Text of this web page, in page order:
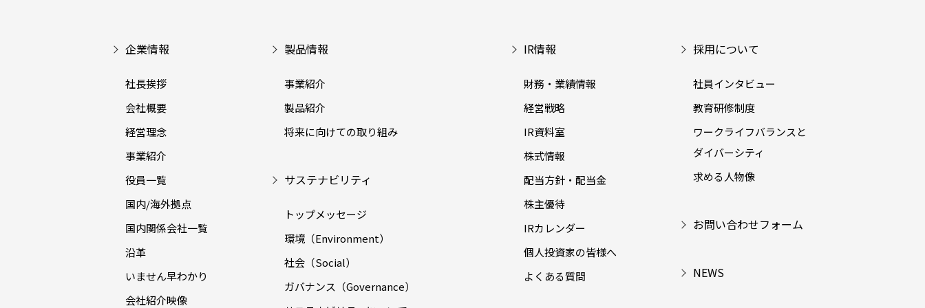
企業情報
社長挨拶
会社概要
経営理念
事業紹介
役員一覧
国内/海外拠点
国内関係会社一覧
沿革
いません早わかり
会社紹介映像
製品情報
事業紹介
製品紹介
将来に向けての取り組み
サステナビリティ
トップメッセージ
環境（Environment）
社会（Social）
ガバナンス（Governance）
IR情報
財務・業績情報
経営戦略
IR資料室
株式情報
配当方針・配当金
株主優待
IRカレンダー
個人投資家の皆様へ
よくある質問
採用について
社員インタビュー
教育研修制度
ワークライフバランスと
ダイバーシティ
求める人物像
お問い合わせフォーム
NEWS